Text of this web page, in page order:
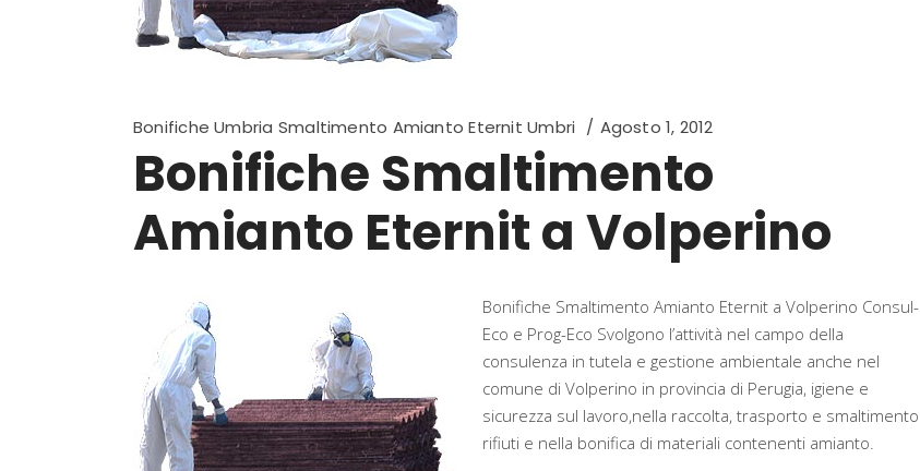
Bonifiche Umbria Smaltimento Amianto Eternit Umbri Agosto 1, 2012
Bonifiche Smaltimento
Amianto Eternit a Volperino
Bonifiche Smaltimento Amianto Eternit a Volperino Consul-
Eco e Prog-Eco Svolgono l’attività nel campo della
consulenza in tutela e gestione ambientale anche nel
comune di Volperino in provincia di Perugia, igiene e
sicurezza sul lavoro,nella raccolta, trasporto e smaltimento
rifiuti e nella bonifica di materiali contenenti amianto.